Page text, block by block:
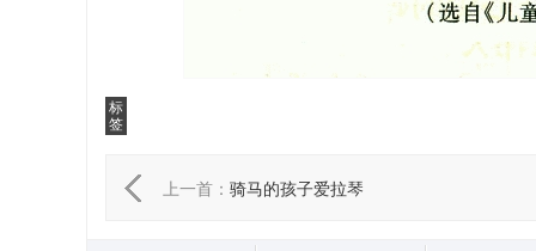
标
签
上一首： 骑马的孩子爱拉琴